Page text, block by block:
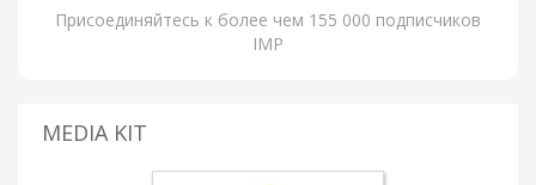
Присоединяйтесь к более чем 155 000 подписчиков
IMP
MEDIA KIT